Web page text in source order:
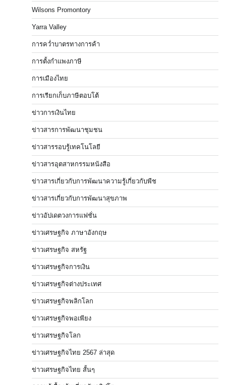
Wilsons Promontory
Yarra Valley
การคว่ำบาตรทางการค้า
การตั้งกำแพงภาษี
การเมืองไทย
การเรียกเก็บภาษีตอบโต้
ข่าวการเงินไทย
ข่าวสารการพัฒนาชุมชน
ข่าวสารรอบรู้เทคโนโลยี
ข่าวสารอุตสาหกรรมหนังสือ
ข่าวสารเกี่ยวกับการพัฒนาความรู้เกี่ยวกับพืช
ข่าวสารเกี่ยวกับการพัฒนาสุขภาพ
ข่าวอัปเดตวงการแฟชั่น
ข่าวเศรษฐกิจ ภาษาอังกฤษ
ข่าวเศรษฐกิจ สหรัฐ
ข่าวเศรษฐกิจการเงิน
ข่าวเศรษฐกิจต่างประเทศ
ข่าวเศรษฐกิจพลิกโลก
ข่าวเศรษฐกิจพอเพียง
ข่าวเศรษฐกิจโลก
ข่าวเศรษฐกิจไทย 2567 ล่าสุด
ข่าวเศรษฐกิจไทย สั้นๆ